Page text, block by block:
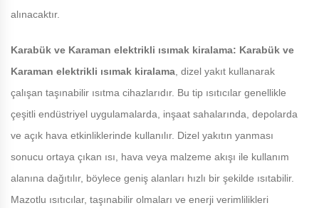
alınacaktır.
Karabük ve Karaman elektrikli ısımak kiralama: Karabük ve
Karaman elektrikli ısımak kiralama , dizel yakıt kullanarak
çalışan taşınabilir ısıtma cihazlarıdır. Bu tip ısıtıcılar genellikle
çeşitli endüstriyel uygulamalarda, inşaat sahalarında, depolarda
ve açık hava etkinliklerinde kullanılır. Dizel yakıtın yanması
sonucu ortaya çıkan ısı, hava veya malzeme akışı ile kullanım
alanına dağıtılır, böylece geniş alanları hızlı bir şekilde ısıtabilir.
Mazotlu ısıtıcılar, taşınabilir olmaları ve enerji verimlilikleri